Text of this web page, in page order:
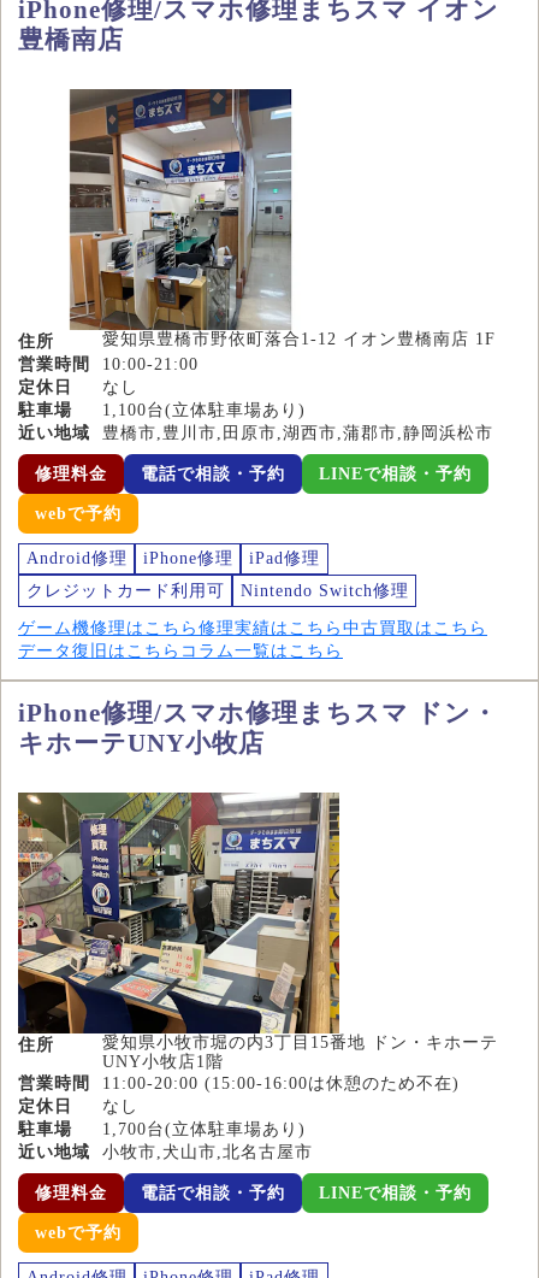
iPhone修理/スマホ修理まちスマ イオン
豊橋南店
住所
愛知県豊橋市野依町落合1-12 イオン豊橋南店 1F
営業時間
10:00-21:00
定休日
なし
駐車場
1,100台(立体駐車場あり)
近い地域
豊橋市,豊川市,田原市,湖西市,蒲郡市,静岡浜松市
修理料金 電話で相談・予約 LINEで相談・予約
webで予約
Android修理 iPhone修理
iPad修理
クレジットカード利用可
Nintendo Switch修理
ゲーム機修理はこちら 修理実績はこちら 中古買取はこちら
データ復旧はこちら コラム一覧はこちら
iPhone修理/スマホ修理まちスマ ドン・
キホーテUNY小牧店
住所
愛知県小牧市堀の内3丁目15番地 ドン・キホーテ
UNY小牧店1階
営業時間
11:00-20:00 (15:00-16:00は休憩のため不在)
定休日
なし
駐車場
1,700台(立体駐車場あり)
近い地域
小牧市,犬山市,北名古屋市
修理料金 電話で相談・予約 LINEで相談・予約
webで予約